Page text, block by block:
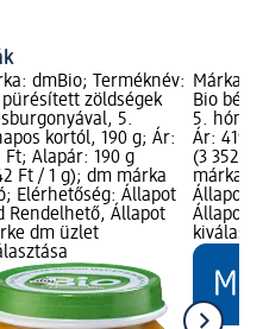
dmBio; Terméknév:
pürésített zöldségek
5.
kortól, 190 g; Ár:
Ft; Alapár: 190 g
Ft / 1 g); dm márka
Elérhetőség: Állapot
Rendelhető, Állapot
dm üzlet
Márka:
Bio
5.
Ár: 419
(3
márka
Állapot
Állapot